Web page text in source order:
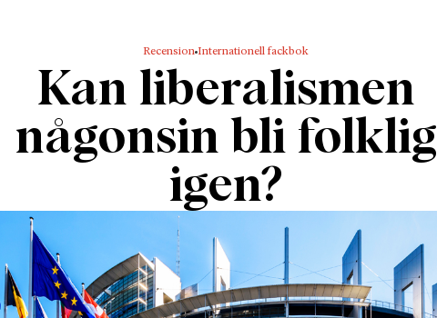
Recension Internationell fackbok
Kan liberalismen
någonsin bli folklig
igen?